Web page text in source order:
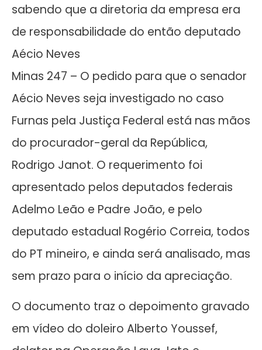
sabendo que a diretoria da empresa era
de responsabilidade do então deputado
Aécio Neves
Minas 247 – O pedido para que o senador
Aécio Neves seja investigado no caso
Furnas pela Justiça Federal está nas mãos
do procurador-geral da República,
Rodrigo Janot. O requerimento foi
apresentado pelos deputados federais
Adelmo Leão e Padre João, e pelo
deputado estadual Rogério Correia, todos
do PT mineiro, e ainda será analisado, mas
sem prazo para o início da apreciação.
O documento traz o depoimento gravado
em vídeo do doleiro Alberto Youssef,